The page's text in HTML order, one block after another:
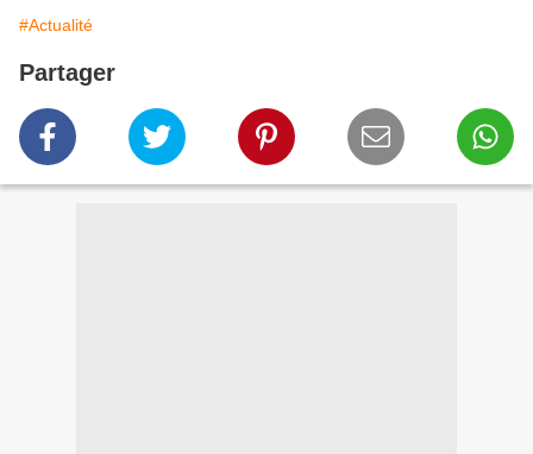
#Actualité
Partager